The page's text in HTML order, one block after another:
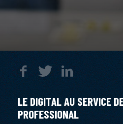
LE DIGITAL AU SERVICE
PROFESSIONAL